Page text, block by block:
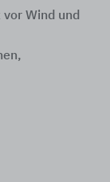
Wind und